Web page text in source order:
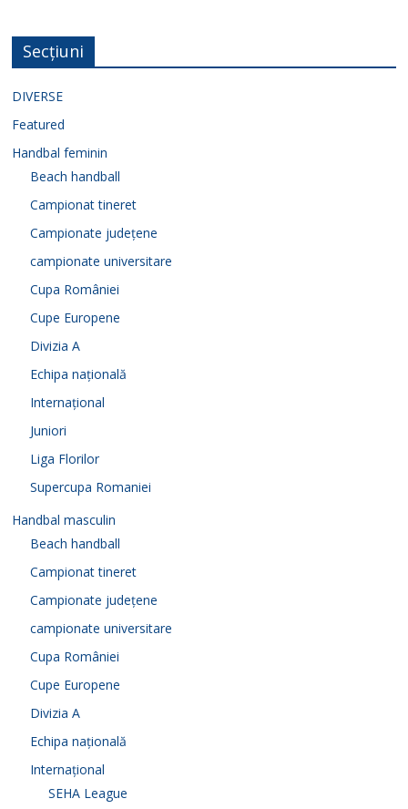
Secțiuni
DIVERSE
Featured
Handbal feminin
Beach handball
Campionat tineret
Campionate județene
campionate universitare
Cupa României
Cupe Europene
Divizia A
Echipa națională
Internațional
Juniori
Liga Florilor
Supercupa Romaniei
Handbal masculin
Beach handball
Campionat tineret
Campionate județene
campionate universitare
Cupa României
Cupe Europene
Divizia A
Echipa națională
Internațional
SEHA League